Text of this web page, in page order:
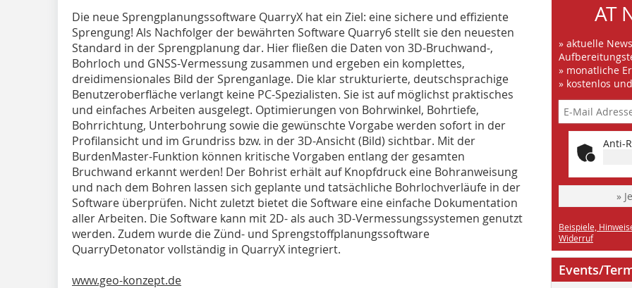
Die neue Sprengplanungssoftware QuarryX hat ein Ziel: eine sichere und effiziente
Sprengung! Als Nachfolger der bewährten Software Quarry6 stellt sie den neuesten
Standard in der Sprengplanung dar. Hier fließen die Daten von 3D-Bruchwand-,
Bohrloch und GNSS-Vermessung zusammen und ergeben ein komplettes,
dreidimensionales Bild der Sprenganlage. Die klar strukturierte, deutschsprachige
Benutzeroberfläche verlangt keine PC-Spezialisten. Sie ist auf möglichst praktisches
und einfaches Arbeiten ausgelegt. ­Optimierungen von Bohrwinkel, Bohrtiefe,
Bohrrichtung, Unterbohrung sowie die gewünschte Vorgabe werden sofort in der
Profilansicht und im Grundriss bzw. in der 3D-­Ansicht (Bild) sichtbar. Mit der
BurdenMaster-Funktion können kritische Vorgaben entlang der gesamten
Bruchwand erkannt werden! Der Bohrist erhält auf Knopfdruck eine Bohranweisung
und nach dem Bohren lassen sich geplante und tatsächliche Bohrlochverläufe in der
Software überprüfen. Nicht zuletzt bietet die Software eine einfache Dokumentation
aller Arbeiten. Die Software kann mit 2D- als auch 3D-Vermessungssystemen genutzt
werden. Zudem wurde die Zünd- und Sprengstoffplanungssoftware
QuarryDetonator vollständig in QuarryX integriert.
www.geo-konzept.de
AT
» aktuelle
» monatliche
» kostenlos
Anti-
»
Beispiele,
Widerruf
Events/